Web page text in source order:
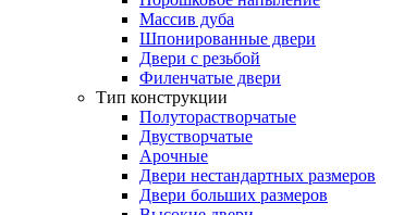
Массив дуба
Шпонированные двери
Двери с резьбой
Филенчатые двери
Тип конструкции
Полуторастворчатые
Двустворчатые
Арочные
Двери нестандартных размеров
Двери больших размеров